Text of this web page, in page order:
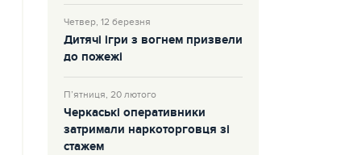
Четвер, 12 березня
Дитячі ігри з вогнем призвели
до пожежі
П’ятниця, 20 лютого
Черкаські оперативники
затримали наркоторговця зі
стажем